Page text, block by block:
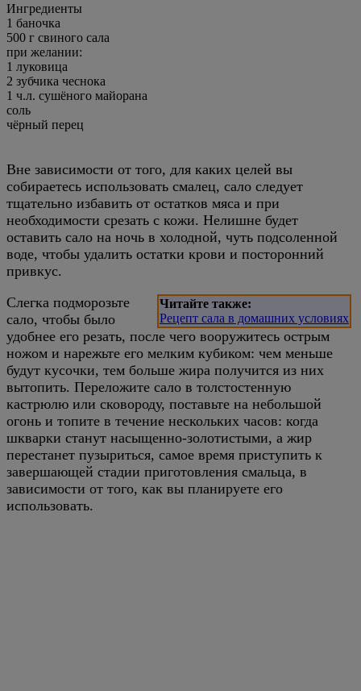
Ингредиенты
1 баночка
500 г свиного сала
при желании:
1 луковица
2 зубчика чеснока
1 ч.л. сушёного майорана
соль
чёрный перец
Вне зависимости от того, для каких целей вы
собираетесь использовать смалец, сало следует
тщательно избавить от остатков мяса и при
необходимости срезать с кожи. Нелишне будет
оставить сало на ночь в холодной, чуть подсоленной
воде, чтобы удалить остатки крови и посторонний
привкус.
Читайте также:
Рецепт сала в домашних условиях
Слегка подморозьте
сало, чтобы было
удобнее его резать, после чего вооружитесь острым
ножом и нарежьте его мелким кубиком: чем меньше
будут кусочки, тем больше жира получится из них
вытопить. Переложите сало в толстостенную
кастрюлю или сковороду, поставьте на небольшой
огонь и топите в течение нескольких часов: когда
шкварки станут насыщенно-золотистыми, а жир
перестанет пузыриться, самое время приступить к
завершающей стадии приготовления смальца, в
зависимости от того, как вы планируете его
использовать.